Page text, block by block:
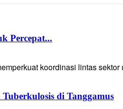
Percepat...
koordinasi lintas
di Tanggamus